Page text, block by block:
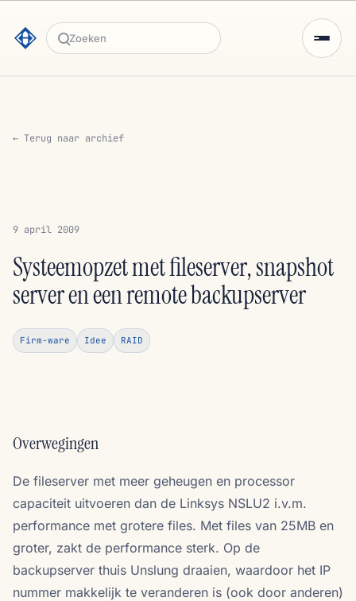
Zoeken
← Terug naar archief
9 april 2009
Systeemopzet met fileserver, snapshot
server en een remote backupserver
Firm-ware Idee RAID
Overwegingen
De fileserver met meer geheugen en processor
capaciteit uitvoeren dan de Linksys NSLU2 i.v.m.
performance met grotere files. Met files van 25MB en
groter, zakt de performance sterk. Op de
backupserver thuis Unslung draaien, waardoor het IP
nummer makkelijk te veranderen is (ook door anderen)